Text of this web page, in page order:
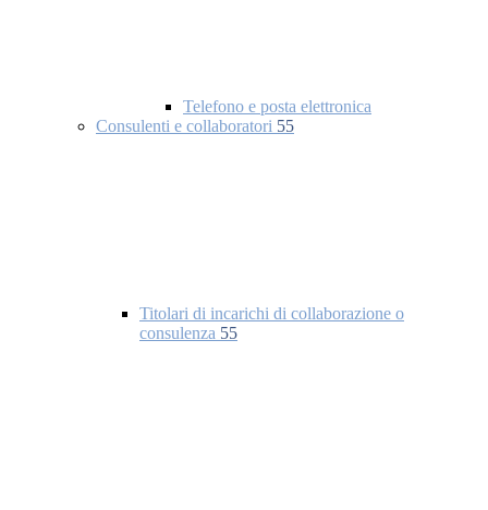
Telefono e posta elettronica
Consulenti e collaboratori 55
Titolari di incarichi di collaborazione o
consulenza 55